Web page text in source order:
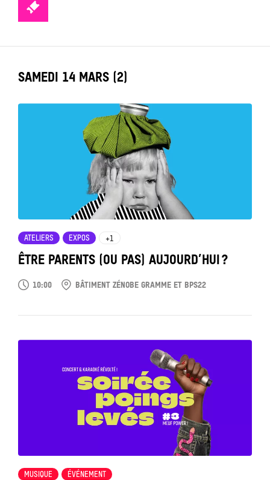
TICKETS
LABEL_DATE
SAMEDI 14 MARS (2)
ÊTRE PARENTS (OU PAS) AUJOURD’HUI ?
ATELIERS EXPOS +1
10:00 BÂTIMENT ZÉNOBE GRAMME ET BPS22
MUSIQUE ÉVÉNEMENT